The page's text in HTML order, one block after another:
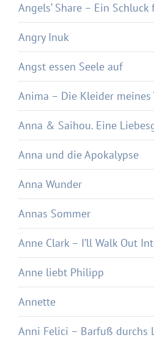
Angels‘ Share – Ein
Angry Inuk
Angst essen Seele auf
Anima – Die Kleider meines
Anna & Saihou. Eine
Anna und die Apokalypse
Anna Wunder
Annas Sommer
Anne Clark – I’ll Walk Out
Anne liebt Philipp
Annette
Anni Felici – Barfuß durchs